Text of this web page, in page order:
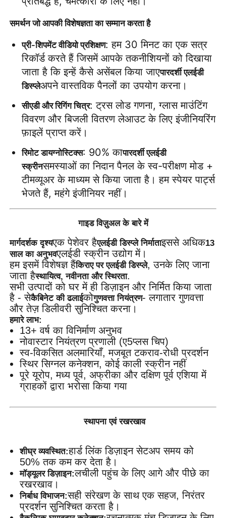
समर्थन जो आपकी विशेषज्ञता का सम्मान करता है
प्री-शिपमेंट वीडियो प्रशिक्षण: हम 30 मिनट का एक सत्र
रिकॉर्ड करते हैं जिसमें आपके तकनीशियनों को दिखाया
जाता है कि इन्हें कैसे असेंबल किया जाएपारदर्शी एलईडी
डिस्प्लेअपने वास्तविक पैनलों का उपयोग करना।
सीएडी और रिगिंग चित्र: ट्रस लोड गणना, ग्लास माउंटिंग
विवरण और बिजली वितरण लेआउट के लिए इंजीनियरिंग
फ़ाइलें प्राप्त करें।
रिमोट डायग्नोस्टिक्स: 90% कापारदर्शी एलईडी
स्क्रीनसमस्याओं का निदान पैनल के स्व-परीक्षण मोड +
टीमव्यूअर के माध्यम से किया जाता है। हम स्पेयर पार्ट्स
भेजते हैं, महंगे इंजीनियर नहीं।
गाइड विज़ुअल के बारे में
मार्गदर्शक दृश्यएक पेशेवर हैएलईडी डिस्प्ले निर्माताइससे अधिक13
साल का अनुभवएलईडी स्क्रीन उद्योग में।
हम इसमें विशेषज्ञ हैंकिराए पर एलईडी डिस्प्ले, उनके लिए जाना
जाता हैस्थायित्व, नवीनता और स्थिरता.
सभी उत्पादों को घर में ही डिज़ाइन और निर्मित किया जाता
है - सेकैबिनेट की ढलाईकोगुणवत्ता नियंत्रण- लगातार गुणवत्ता
और तेज़ डिलीवरी सुनिश्चित करना।
हमारे लाभ:
13+ वर्ष का विनिर्माण अनुभव
नोवास्टार नियंत्रण प्रणाली (ए5प्लस चिप)
स्व-विकसित अलमारियाँ, मजबूत टकराव-रोधी प्रदर्शन
स्थिर सिग्नल कनेक्शन, कोई काली स्क्रीन नहीं
पूरे यूरोप, मध्य पूर्व, अफ्रीका और दक्षिण पूर्व एशिया में
ग्राहकों द्वारा भरोसा किया गया
स्थापना एवं रखरखाव
शीघ्र व्यवस्थित:हार्ड लिंक डिज़ाइन सेटअप समय को
50% तक कम कर देता है।
मॉड्यूलर डिज़ाइन:लचीली पहुंच के लिए आगे और पीछे का
रखरखाव।
निर्बाध विभाजन:सही संरेखण के साथ एक सहज, निरंतर
प्रदर्शन सुनिश्चित करता है।